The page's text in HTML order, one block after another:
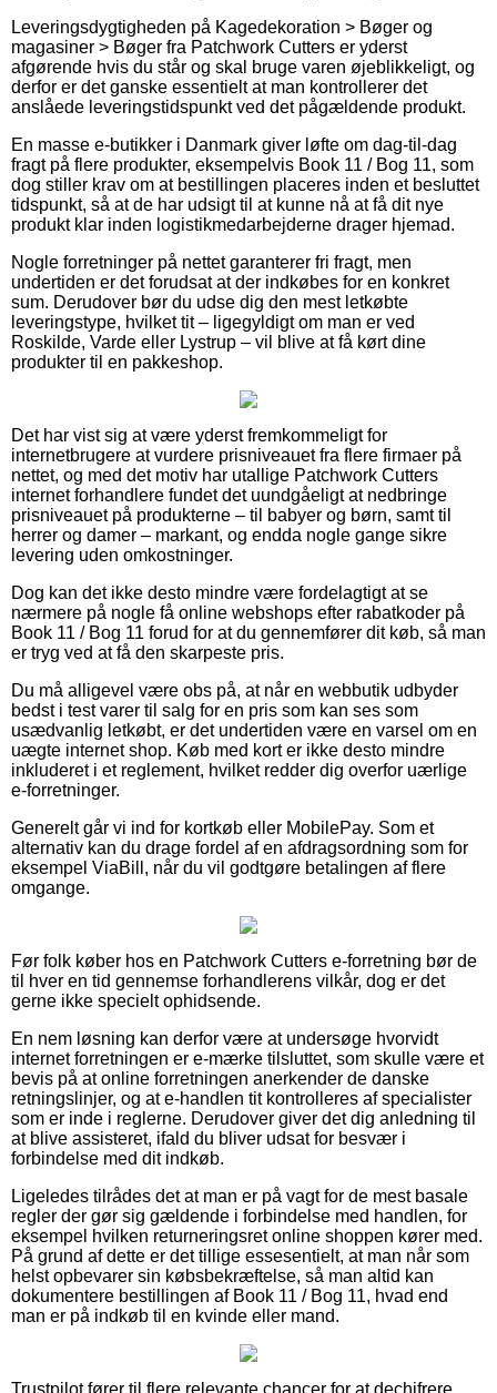
Leveringsdygtigheden på Kagedekoration > Bøger og
magasiner > Bøger fra Patchwork Cutters er yderst
afgørende hvis du står og skal bruge varen øjeblikkeligt, og
derfor er det ganske essentielt at man kontrollerer det
anslåede leveringstidspunkt ved det pågældende produkt.
En masse e-butikker i Danmark giver løfte om dag-til-dag
fragt på flere produkter, eksempelvis Book 11 / Bog 11, som
dog stiller krav om at bestillingen placeres inden et besluttet
tidspunkt, så at de har udsigt til at kunne nå at få dit nye
produkt klar inden logistikmedarbejderne drager hjemad.
Nogle forretninger på nettet garanterer fri fragt, men
undertiden er det forudsat at der indkøbes for en konkret
sum. Derudover bør du udse dig den mest letkøbte
leveringstype, hvilket tit – ligegyldigt om man er ved
Roskilde, Varde eller Lystrup – vil blive at få kørt dine
produkter til en pakkeshop.
Det har vist sig at være yderst fremkommeligt for
internetbrugere at vurdere prisniveauet fra flere firmaer på
nettet, og med det motiv har utallige Patchwork Cutters
internet forhandlere fundet det uundgåeligt at nedbringe
prisniveauet på produkterne – til babyer og børn, samt til
herrer og damer – markant, og endda nogle gange sikre
levering uden omkostninger.
Dog kan det ikke desto mindre være fordelagtigt at se
nærmere på nogle få online webshops efter rabatkoder på
Book 11 / Bog 11 forud for at du gennemfører dit køb, så man
er tryg ved at få den skarpeste pris.
Du må alligevel være obs på, at når en webbutik udbyder
bedst i test varer til salg for en pris som kan ses som
usædvanlig letkøbt, er det undertiden være en varsel om en
uægte internet shop. Køb med kort er ikke desto mindre
inkluderet i et reglement, hvilket redder dig overfor uærlige
e-forretninger.
Generelt går vi ind for kortkøb eller MobilePay. Som et
alternativ kan du drage fordel af en afdragsordning som for
eksempel ViaBill, når du vil godtgøre betalingen af flere
omgange.
Før folk køber hos en Patchwork Cutters e-forretning bør de
til hver en tid gennemse forhandlerens vilkår, dog er det
gerne ikke specielt ophidsende.
En nem løsning kan derfor være at undersøge hvorvidt
internet forretningen er e-mærke tilsluttet, som skulle være et
bevis på at online forretningen anerkender de danske
retningslinjer, og at e-handlen tit kontrolleres af specialister
som er inde i reglerne. Derudover giver det dig anledning til
at blive assisteret, ifald du bliver udsat for besvær i
forbindelse med dit indkøb.
Ligeledes tilrådes det at man er på vagt for de mest basale
regler der gør sig gældende i forbindelse med handlen, for
eksempel hvilken returneringsret online shoppen kører med.
På grund af dette er det tillige essesentielt, at man når som
helst opbevarer sin købsbekræftelse, så man altid kan
dokumentere bestillingen af Book 11 / Bog 11, hvad end
man er på indkøb til en kvinde eller mand.
Trustpilot fører til flere relevante chancer for at dechifrere